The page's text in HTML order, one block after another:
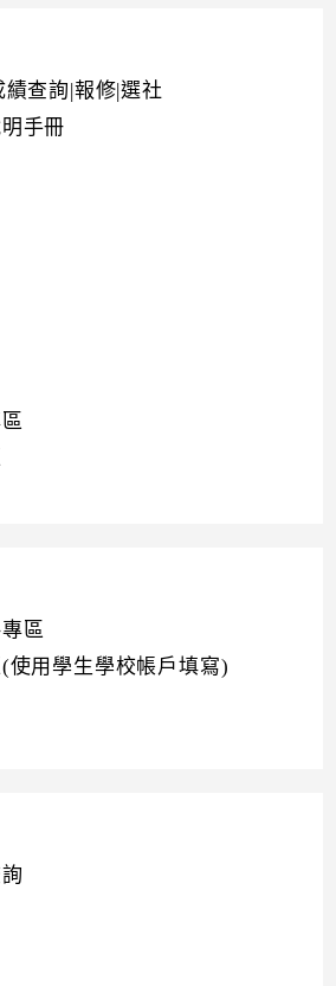
查詢|報修|選社
手冊
區
使用學生學校帳戶填寫)